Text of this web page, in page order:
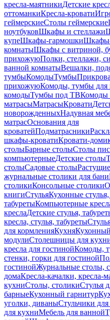
кресла-маятникиДетские
оттоманкиКресла-кровати
геймерскиеСтолы геймерские
ноутбуковШкафы и стеллажи
купеШкафы-гармошки
комнатыШкафы с витриной,
прихожуюПолки, стеллажи,
ванной комнатыВешалки,
тумбыКомодыТумбы
прихожуюКомоды, тумбы для
комодыТумбы под ТВКомоды
матрасыМатрасыКровати
новорожденныхНадувная
матрасОснования для
кроватейПодматрасники
шкафы-кроватиКровати-
столыБарные столыСтолы
компьютерныеДетские столы
столыСадовые столы
журнальные столики для бани
столикиКонсольные столики
книгиСтульяКухонные
табуретыКомпьютерные
креслаДетские стулья,
кресла, стулья, табуреты
для кормленияКухня
модулиСтолешницы для
кресла для гостинойКомоды,
стенки, горки для гостиной
гостинойЖурнальные столы,
домаКресла-качалки, кресла-
кухниСтолы, столикиСтулья
барныеКухонный гарнитур
уголки, диваныСтульчики
для кухниМебель для ванной